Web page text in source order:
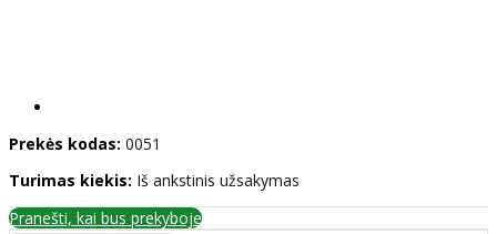
Prekės kodas: 0051
Turimas kiekis: Iš ankstinis užsakymas
Pranešti, kai bus prekyboje